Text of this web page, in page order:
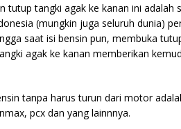
tangki agak ke kanan ini adalah
(mungkin juga seluruh dunia)
saat isi bensin pun, membuka
agak ke kanan memberikan
tanpa harus turun dari motor
pcx dan yang lainnnya.